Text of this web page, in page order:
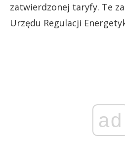
zatwierdzonej taryfy. Te
Urzędu Regulacji
ad